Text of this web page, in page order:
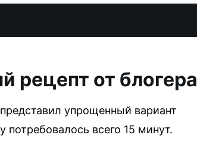
рецепт от блогера
упрощенный вариант
всего 15 минут.